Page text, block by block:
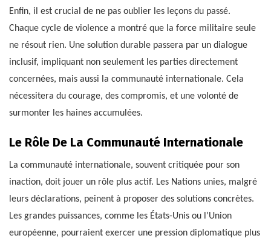
Enfin, il est crucial de ne pas oublier les leçons du passé.
Chaque cycle de violence a montré que la force militaire seule
ne résout rien. Une solution durable passera par un dialogue
inclusif, impliquant non seulement les parties directement
concernées, mais aussi la communauté internationale. Cela
nécessitera du courage, des compromis, et une volonté de
surmonter les haines accumulées.
Le Rôle De La Communauté Internationale
La communauté internationale, souvent critiquée pour son
inaction, doit jouer un rôle plus actif. Les Nations unies, malgré
leurs déclarations, peinent à proposer des solutions concrètes.
Les grandes puissances, comme les États-Unis ou l’Union
européenne, pourraient exercer une pression diplomatique plus